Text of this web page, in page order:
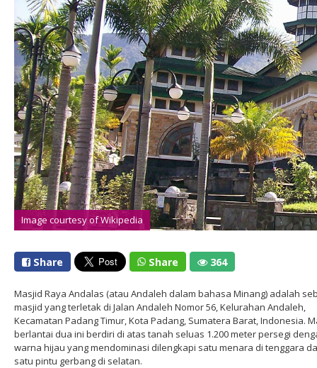
Image courtesy of Wikipedia
Share Share 364
Masjid Raya Andalas (atau Andaleh dalam bahasa Minang) adalah
masjid yang terletak di Jalan Andaleh Nomor 56, Kelurahan Andaleh,
Kecamatan Padang Timur, Kota Padang, Sumatera Barat, Indonesia.
berlantai dua ini berdiri di atas tanah seluas 1.200 meter persegi
warna hijau yang mendominasi dilengkapi satu menara di tenggara
satu pintu gerbang di selatan.